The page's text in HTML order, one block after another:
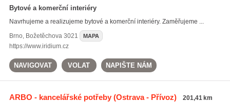
kancelářské židle(499)
jídelní stoly(438)
Bytové a komerční interiéry
Navrhujeme a realizujeme bytové a komerční interiéry. Zaměřujeme ...
Brno, Božetěchova 3021 MAPA
https://www.iridium.cz
NAVIGOVAT VOLAT NAPIŠTE NÁM
ARBO - kancelářské potřeby(Ostrava - Přívoz) 201,41 km